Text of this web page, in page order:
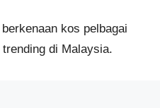
kos pelbagai
di Malaysia.